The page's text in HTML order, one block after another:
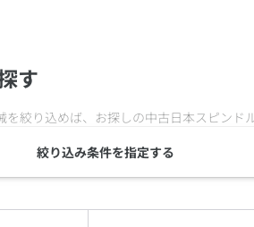
す
絞り込めば、お探しの中古日本スピンド
絞り込み条件を指定する